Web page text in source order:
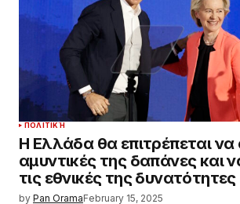
ΠΟΛΙΤΙΚΉ
Η Ελλάδα θα επιτρέπεται να
αμυντικές της δαπάνες και
τις εθνικές της δυνατότητες
by Pan OramaFebruary 15, 2025